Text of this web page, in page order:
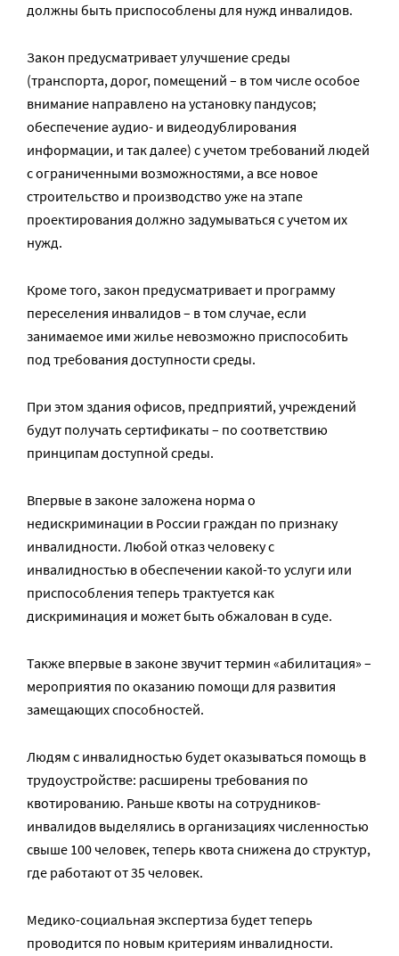
должны быть приспособлены для нужд инвалидов.
Закон предусматривает улучшение среды
(транспорта, дорог, помещений – в том числе особое
внимание направлено на установку пандусов;
обеспечение аудио- и видеодублирования
информации, и так далее) с учетом требований людей
с ограниченными возможностями, а все новое
строительство и производство уже на этапе
проектирования должно задумываться с учетом их
нужд.
Кроме того, закон предусматривает и программу
переселения инвалидов – в том случае, если
занимаемое ими жилье невозможно приспособить
под требования доступности среды.
При этом здания офисов, предприятий, учреждений
будут получать сертификаты – по соответствию
принципам доступной среды.
Впервые в законе заложена норма о
недискриминации в России граждан по признаку
инвалидности. Любой отказ человеку с
инвалидностью в обеспечении какой-то услуги или
приспособления теперь трактуется как
дискриминация и может быть обжалован в суде.
Также впервые в законе звучит термин «абилитация» –
мероприятия по оказанию помощи для развития
замещающих способностей.
Людям с инвалидностью будет оказываться помощь в
трудоустройстве: расширены требования по
квотированию. Раньше квоты на сотрудников-
инвалидов выделялись в организациях численностью
свыше 100 человек, теперь квота снижена до структур,
где работают от 35 человек.
Медико-социальная экспертиза будет теперь
проводится по новым критериям инвалидности.